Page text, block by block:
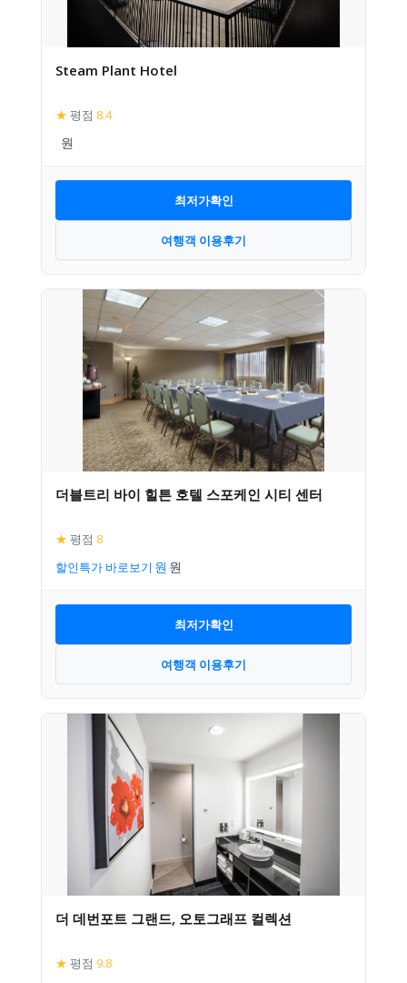
Steam Plant Hotel
★ 평점 8.4
최저가확인
여행객 이용후기
더블트리 바이 힐튼 호텔 스포케인 시티 센터
★ 평점 8
할인특가 바로보기
최저가확인
여행객 이용후기
더 데번포트 그랜드, 오토그래프 컬렉션
★ 평점 9.8